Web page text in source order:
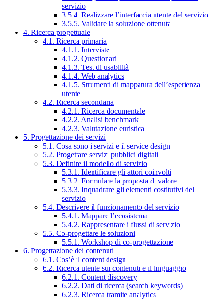
servizio
3.5.4. Realizzare l’interfaccia utente del servizio
3.5.5. Validare la soluzione ottenuta
4. Ricerca progettuale
4.1. Ricerca primaria
4.1.1. Interviste
4.1.2. Questionari
4.1.3. Test di usabilità
4.1.4. Web analytics
4.1.5. Strumenti di mappatura dell’esperienza
utente
4.2. Ricerca secondaria
4.2.1. Ricerca documentale
4.2.2. Analisi benchmark
4.2.3. Valutazione euristica
5. Progettazione dei servizi
5.1. Cosa sono i servizi e il service design
5.2. Progettare servizi pubblici digitali
5.3. Definire il modello di servizio
5.3.1. Identificare gli attori coinvolti
5.3.2. Formulare la proposta di valore
5.3.3. Inquadrare gli elementi costitutivi del
servizio
5.4. Descrivere il funzionamento del servizio
5.4.1. Mappare l’ecosistema
5.4.2. Rappresentare i flussi di servizio
5.5. Co-progettare le soluzioni
5.5.1. Workshop di co-progettazione
6. Progettazione dei contenuti
6.1. Cos’è il content design
6.2. Ricerca utente sui contenuti e il linguaggio
6.2.1. Content discovery
6.2.2. Dati di ricerca (search keywords)
6.2.3. Ricerca tramite analytics